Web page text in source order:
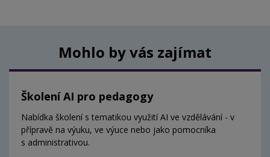
Mohlo by vás zajímat
Školení AI pro pedagogy
Nabídka školení s tematikou využití AI ve vzdělávání - v
přípravě na výuku, ve výuce nebo jako pomocníka
s administrativou.